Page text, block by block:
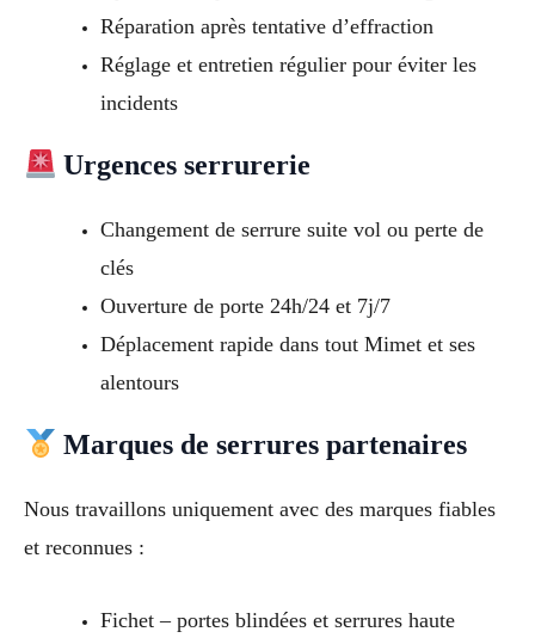
Réparation après tentative d’effraction
Réglage et entretien régulier pour éviter les
incidents
Urgences serrurerie
Changement de serrure suite vol ou perte de
clés
Ouverture de porte 24h/24 et 7j/7
Déplacement rapide dans tout Mimet et ses
alentours
Marques de serrures partenaires
Nous travaillons uniquement avec des marques fiables
et reconnues :
Fichet – portes blindées et serrures haute